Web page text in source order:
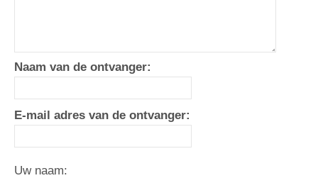
Naam van de ontvanger:
E-mail adres van de ontvanger:
Uw naam: